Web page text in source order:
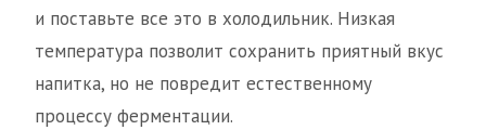
и поставьте все это в холодильник. Низкая
температура позволит сохранить приятный вкус
напитка, но не повредит естественному
процессу ферментации.